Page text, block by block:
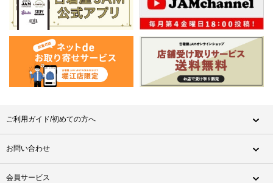
ご利用ガイド/初めての方へ
お問い合わせ
会員サービス